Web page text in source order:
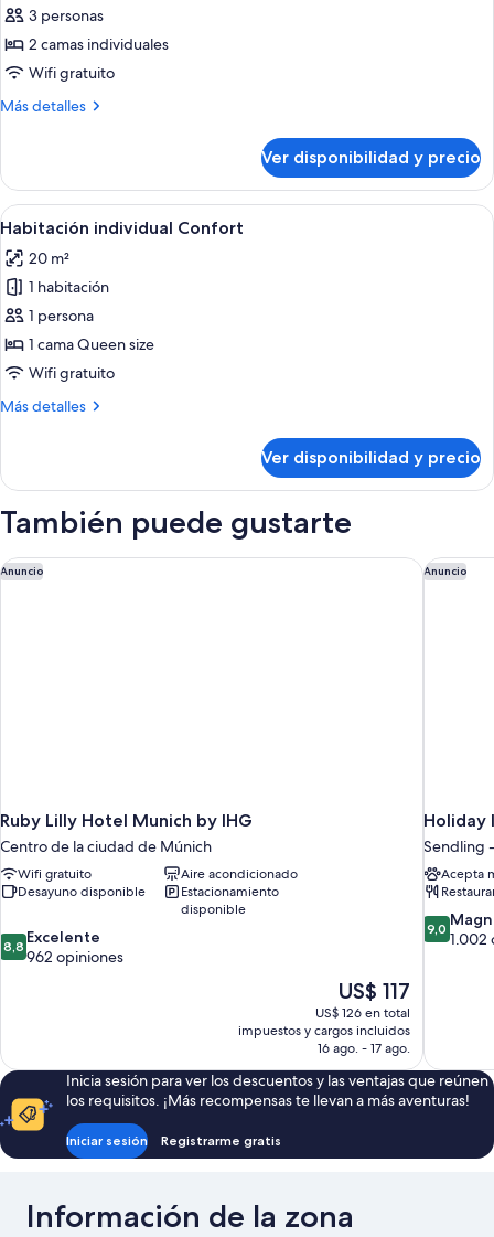
de
Habitación
doble
3 personas
2 camas individuales
Wifi gratuito
Más detalles
Más
doble
Confort
Ver disponibilidad y precio
Ver
todas
las
fotos
de
Habitación
individual
Habitación de hotel con una cama
9
Habitación individual Confort
20 m²
1 habitación
1 persona
1 cama Queen size
Wifi gratuito
Más detalles
Más
individual
Ver disponibilidad y precio
También puede gustarte
Anuncio
Ruby Lilly Hotel Munich by IHG
Centro de la ciudad de Múnich
Wifi gratuito
Aire acondicionado
Desayuno disponible
Estacionamiento
disponible
8.8
de
8,8 Excelente
962 opiniones
El
precio
actual
es
de
US$ 117
US$ 117
US$ 126 en total
impuestos y cargos incluidos
16 ago. - 17 ago.
Ruby Lilly Hotel Munich by IHG Anuncio
Holiday
Sendling
Acepta
9.0
de
9,0
1.002
Holiday
Inicia sesión para ver los descuentos y las ventajas que reúnen
los requisitos. ¡Más recompensas te llevan a más aventuras!
Iniciar sesión Registrarme gratis
Información de la zona